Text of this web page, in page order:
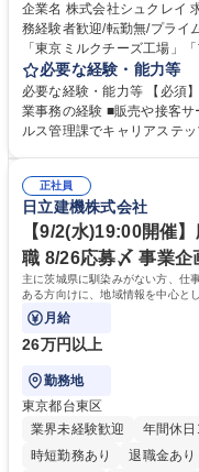
企業名 株式会社シュクレイ 求人名 【東京/お菓子メーカーの事務担当】事
務経験者歓迎/転勤無/プライム上場G 仕事の内容 「ザ・メ
「東京ミルクチーズ工場」
ー」「DROOLY」等のブラ
ブランド商品の事務業務をお任せいたしま
舗からの発注受付/PC入力
録 ■日々の売上抽出・報告 ■
必要な経験・能力等
必要な経験・能力等 【必須
業事務の経験 ■販売や接客サービスの経験 【キャ
ルス管理課でキャリアステ
験で経営管理部内で経理へ
や個別面談を通してご自身
もバックアップしていきます。 学歴・資格 学歴：大学院 大学 高専
専修学校 高校 語学力： 資格
正社員
日立建機株式会社
【9/2(水)19:00開催
職 8/26応募〆 事業企
主に茨城県に馴染みがない方、仕
ある方向けに、地域情報を中心と
情報等をお伝えします。
月給
26万円以上
勤務地
東京都台東区
業界未経験歓迎
年間休
時短勤務あり
退職金あり